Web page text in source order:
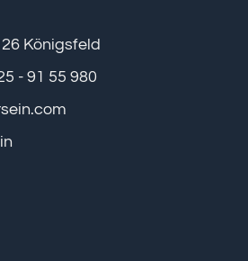
Königsfeld
- 91 55 980